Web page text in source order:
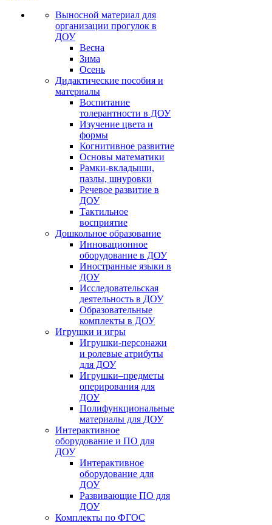
Выносной материал для
организации прогулок в
ДОУ
Весна
Зима
Осень
Дидактические пособия и
материалы
Воспитание
толерантности в ДОУ
Изучение цвета и
формы
Когнитивное развитие
Основы математики
Рамки-вкладыши,
пазлы, шнуровки
Речевое развитие в
ДОУ
Тактильное
восприятие
Дошкольное образование
Инновационное
оборудование в ДОУ
Иностранные языки в
ДОУ
Исследовательская
деятельность в ДОУ
Образовательные
комплекты в ДОУ
Игрушки и игры
Игрушки-персонажи
и ролевые атрибуты
для ДОУ
Игрушки–предметы
оперирования для
ДОУ
Полифункциональные
материалы для ДОУ
Интерактивное
оборудование и ПО для
ДОУ
Интерактивное
оборудование для
ДОУ
Развивающие ПО для
ДОУ
Комплекты по ФГОС